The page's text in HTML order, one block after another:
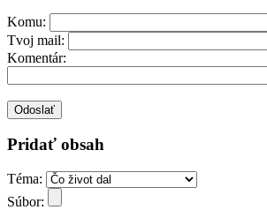
Komu:
Tvoj mail:
Komentár:
Pridať obsah
Téma:
Súbor: